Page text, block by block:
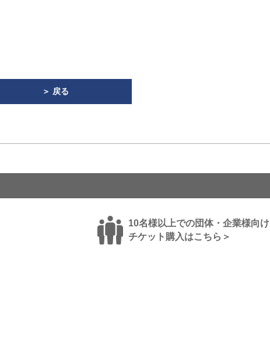
＞ 戻る
10名様以上での団体・企業様向け
チケット購入はこちら＞